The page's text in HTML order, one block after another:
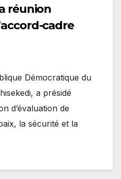
réunion
cadre
Démocratique du
a présidé
d’évaluation de
la sécurité et la